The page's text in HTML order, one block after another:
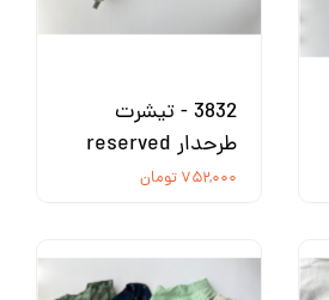
3832 - تیشرت
طرحدار reserved
۷۵۲,۰۰۰ تومان